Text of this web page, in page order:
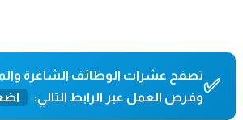
✅تصفح عشرات الوظائف الشاغرة
وفرص العمل عبر الرابط التالي: